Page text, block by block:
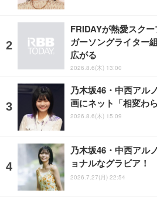
FRIDAYが熱愛スク
ガーソングライター
広がる
2026.8.6(木) 13:00
乃木坂46・中西アル
画にネット「相変わ
2026.8.6(木) 15:09
乃木坂46・中西アル
ョナルなグラビア！
2026.7.27(月) 22:54